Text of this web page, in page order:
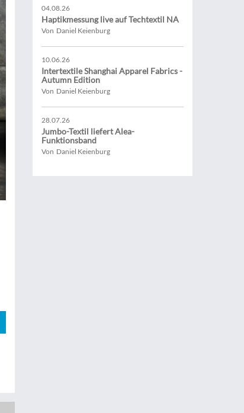
04.08.26
Haptikmessung live auf Techtextil NA
Von Daniel Keienburg
10.06.26
Intertextile Shanghai Apparel Fabrics -
Autumn Edition
Von Daniel Keienburg
28.07.26
Jumbo-Textil liefert Alea-
Funktionsband
Von Daniel Keienburg